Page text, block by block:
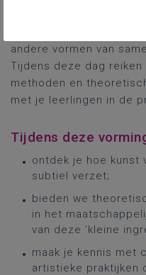
andere vormen van
Tijdens deze dag
methoden en
met je leerlingen in de
Tijdens deze
ontdek je hoe kunst
subtiel verzet;
bieden we
in het
van deze ‘kleine
maak je kennis met
artistieke praktijken